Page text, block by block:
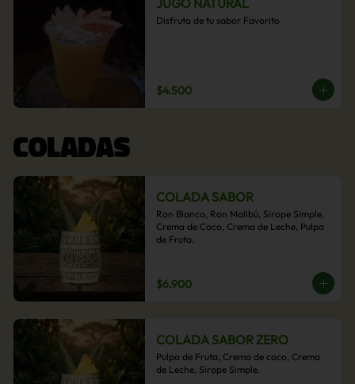
JUGO NATURAL
Disfruta de tu sabor Favorito
$4.500
COLADAS
COLADA SABOR
Ron Blanco, Ron Malibú, Sirope Simple,
Crema de Coco, Crema de Leche, Pulpa
de Fruta.
$6.900
COLADA SABOR ZERO
Pulpa de Fruta, Crema de coco, Crema
de Leche, Sirope Simple.